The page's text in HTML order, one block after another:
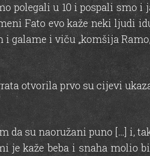
polegali u 10 i pospali smo
Fato evo kaže neki ljudi
i galame i viču „komšija
otvorila prvo su cijevi
da su naoružani puno […] i,
je kaže beba i snaha molio